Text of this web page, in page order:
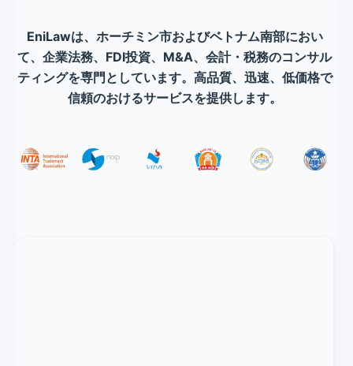
EniLawは、ホーチミン市およびベトナム南部におい
て、企業法務、FDI投資、M&A、会計・税務のコンサル
ティングを専門としています。高品質、迅速、低価格で
信頼のおけるサービスを提供します。